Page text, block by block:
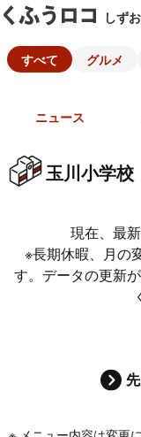
しず
すべて グルメ
ニュース
玉川小学校
現在、最
※長期休暇、月の
す。データの更新